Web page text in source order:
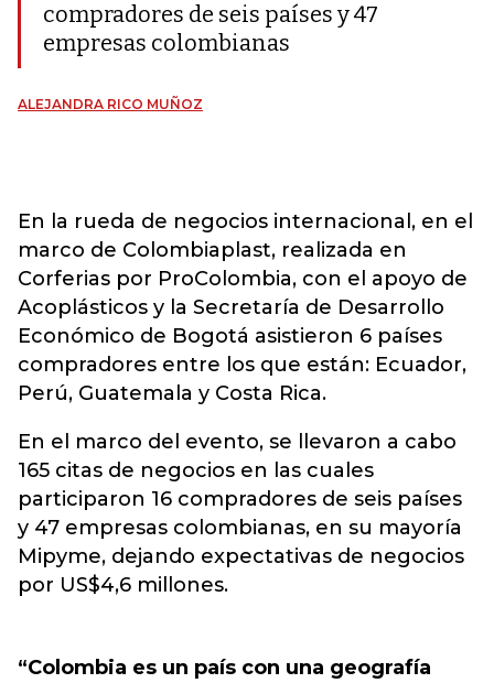
compradores de seis países y 47
empresas colombianas
ALEJANDRA RICO MUÑOZ
En la rueda de negocios internacional, en el
marco de Colombiaplast, realizada en
Corferias por ProColombia, con el apoyo de
Acoplásticos y la Secretaría de Desarrollo
Económico de Bogotá asistieron 6 países
compradores entre los que están: Ecuador,
Perú, Guatemala y Costa Rica.
En el marco del evento, se llevaron a cabo
165 citas de negocios en las cuales
participaron 16 compradores de seis países
y 47 empresas colombianas, en su mayoría
Mipyme, dejando expectativas de negocios
por US$4,6 millones.
“Colombia es un país con una geografía